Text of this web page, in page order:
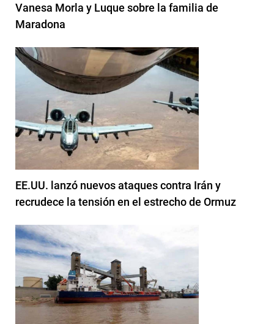
Vanesa Morla y Luque sobre la familia de
Maradona
EE.UU. lanzó nuevos ataques contra Irán y
recrudece la tensión en el estrecho de Ormuz